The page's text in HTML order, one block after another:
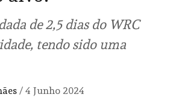
de 2,5 dias do WRC
tendo sido uma
/ 4 Junho 2024